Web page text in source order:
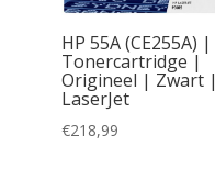
HP 55A (CE255A) |
Tonercartridge |
Origineel | Zwart |
LaserJet
€218,99